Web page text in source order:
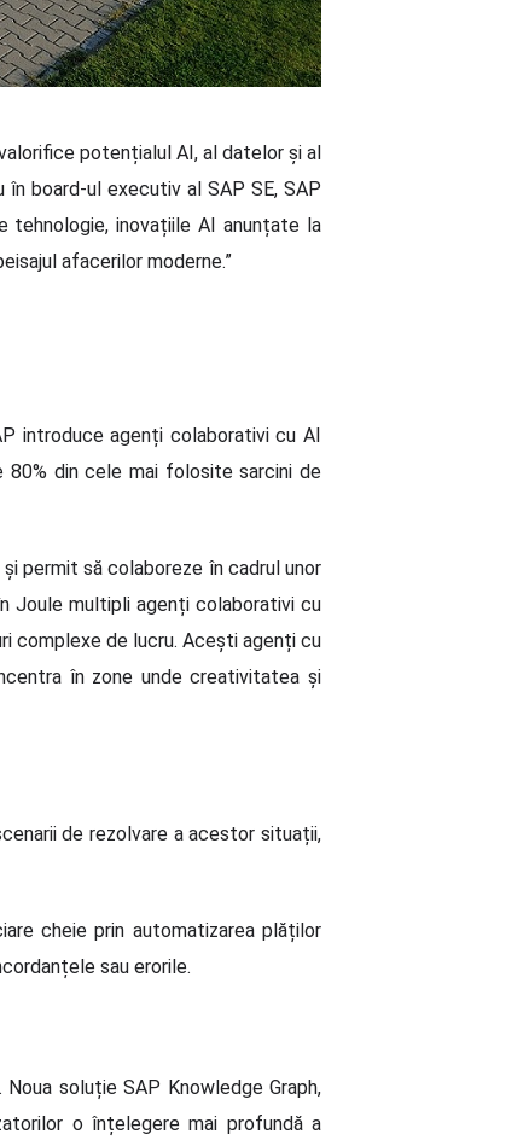
potențialul AI, al datelor și al
board-ul executiv al SAP SE, SAP
tehnologie, inovațiile AI anunțate la
afacerilor moderne.”
introduce agenți colaborativi cu AI
din cele mai folosite sarcini de
permit să colaboreze în cadrul unor
Joule multipli agenți colaborativi cu
complexe de lucru. Acești agenți cu
în zone unde creativitatea și
de rezolvare a acestor situații,
cheie prin automatizarea plăților
sau erorile.
soluție SAP Knowledge Graph,
o înțelegere mai profundă a